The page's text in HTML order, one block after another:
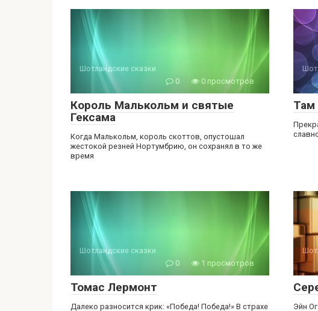
Шотландские сказки
0
0 просмотров
Король Малькольм и святые
Гексама
Когда Малькольм, король скоттов, опустошал
жестокой резней Нортумбрию, он сохранял в то же
время
Там
Шотландские сказки
0
1 просмотров
Томас Лермонт
Далеко разносится крик: «Победа! Победа!» В страхе Эйн